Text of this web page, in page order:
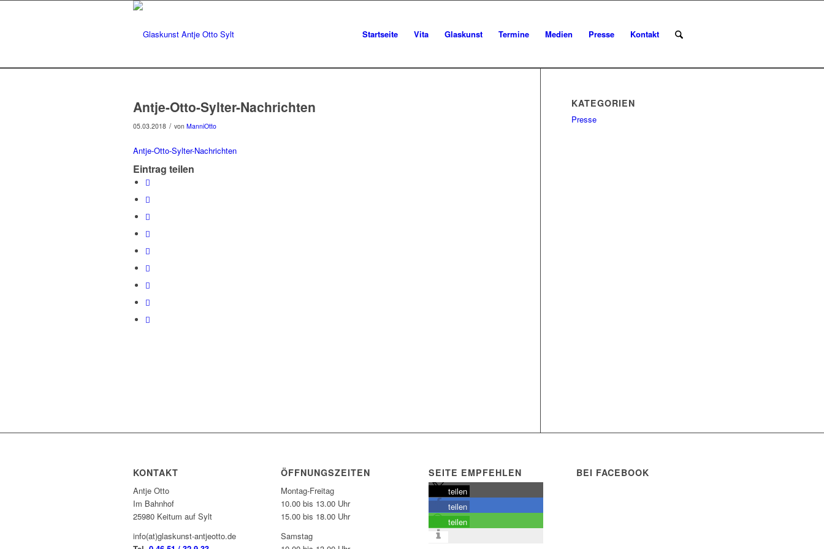
Startseite Vita Glaskunst Termine Medien Presse Kontakt
Antje-Otto-Sylter-Nachrichten
05.03.2018 / von ManniOtto
Antje-Otto-Sylter-Nachrichten
Eintrag teilen
KATEGORIEN
Presse
KONTAKT
Antje Otto
Im Bahnhof
25980 Keitum auf Sylt
info(at)glaskunst-antjeotto.de
ÖFFNUNGSZEITEN
Montag-Freitag
10.00 bis 13.00 Uhr
15.00 bis 18.00 Uhr
Samstag
SEITE EMPFEHLEN
teilen
teilen
teilen
BEI FACEBOOK